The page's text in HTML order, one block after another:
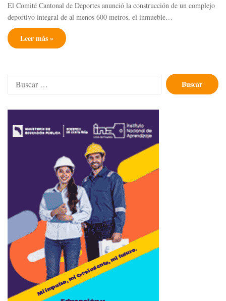
El Comité Cantonal de Deportes anunció la construcción de un complejo
deportivo integral de al menos 600 metros, el inmueble…
Leer más »
Buscar: